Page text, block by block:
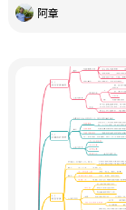
阿章